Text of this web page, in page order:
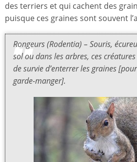
des terriers et qui cachent des
puisque ces graines sont souvent
Rongeurs (Rodentia) – Souris,
sol ou dans les arbres, ces
de survie d’enterrer les graines
garde-manger].